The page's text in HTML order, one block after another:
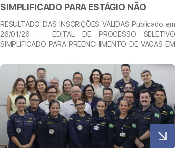
SIMPLIFICADO PARA ESTÁGIO NÃO
OBRIGATÓRIO – REMUNERADO –
PESQUISA INSTITUCIONAL
RESULTADO DAS INSCRIÇÕES VÁLIDAS Publicado em
26/01/26 EDITAL DE PROCESSO SELETIVO
SIMPLIFICADO PARA PREENCHIMENTO DE VAGAS EM
AQUI PARA ACESSAR SOBRE A VAGA O Processo
Seletivo Simplificado para Estágio será realizado pelo
próprio Instituto do Ensino, Pesquisa e Inovação da
Liga contra o Câncer, através de sua Gerência …
Continued
Veja mais